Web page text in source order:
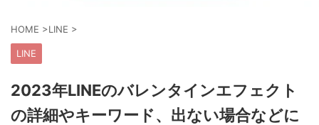
HOME >LINE >
LINE
2023年LINEのバレンタインエフェクト
の詳細やキーワード、出ない場合などに